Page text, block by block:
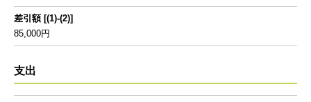
差引額 [(1)-(2)]
85,000円
支出